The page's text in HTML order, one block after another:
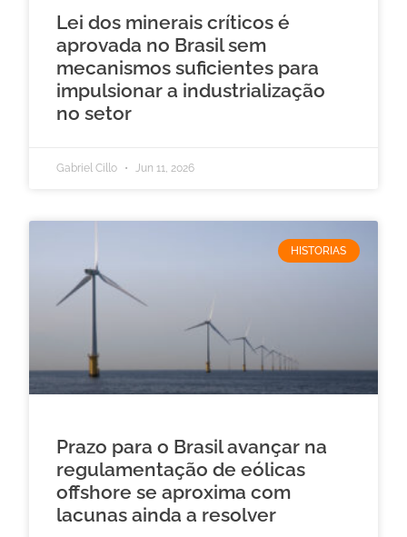
Lei dos minerais críticos é
aprovada no Brasil sem
mecanismos suficientes para
impulsionar a industrialização
no setor
Gabriel Cillo Jun 11, 2026
HISTORIAS
Prazo para o Brasil avançar na
regulamentação de eólicas
offshore se aproxima com
lacunas ainda a resolver